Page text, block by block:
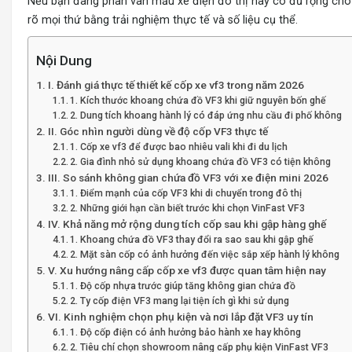
rõ mọi thứ bằng trải nghiệm thực tế và số liệu cụ thể.
Nội Dung
I. Đánh giá thực tế thiết kế cốp xe vf3 trong năm 2026
1. Kích thước khoang chứa đồ VF3 khi giữ nguyên bốn ghế
2. Dung tích khoang hành lý có đáp ứng nhu cầu đi phố không
II. Góc nhìn người dùng về độ cốp VF3 thực tế
1. Cốp xe vf3 để được bao nhiêu vali khi đi du lịch
2. Gia đình nhỏ sử dụng khoang chứa đồ VF3 có tiện không
III. So sánh không gian chứa đồ VF3 với xe điện mini 2026
1. Điểm mạnh của cốp VF3 khi di chuyển trong đô thị
2. Những giới hạn cần biết trước khi chọn VinFast VF3
IV. Khả năng mở rộng dung tích cốp sau khi gập hàng ghế
1. Khoang chứa đồ VF3 thay đổi ra sao sau khi gập ghế
2. Mặt sàn cốp có ảnh hưởng đến việc sắp xếp hành lý không
V. Xu hướng nâng cấp cốp xe vf3 được quan tâm hiện nay
1. Độ cốp nhựa trước giúp tăng không gian chứa đồ
2. Ty cốp điện VF3 mang lại tiện ích gì khi sử dụng
VI. Kinh nghiệm chọn phụ kiện và nơi lắp đặt VF3 uy tín
1. Độ cốp điện có ảnh hưởng bảo hành xe hay không
2. Tiêu chí chọn showroom nâng cấp phụ kiện VinFast VF3